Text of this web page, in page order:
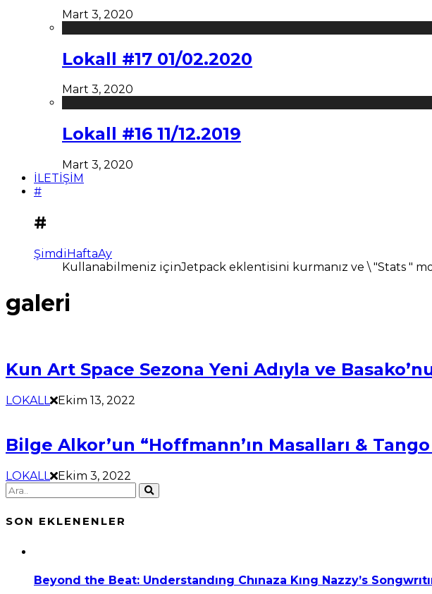
Mart 3, 2020
Lokall #17 01/02.2020
Mart 3, 2020
Lokall #16 11/12.2019
Mart 3, 2020
İLETİŞİM
#
#
ŞimdiHaftaAy
Kullanabilmeniz içinJetpack eklentisini kurmanız ve \ "Stats "
galeri
Kun Art Space Sezona Yeni Adıyla ve
LOKALL Ekim 13, 2022
Bilge Alkor’un “Hoffmann’ın Masalları &
LOKALL Ekim 3, 2022
SON EKLENENLER
Beyond the Beat: Understandıng Chınaza Kıng Nazzy’s